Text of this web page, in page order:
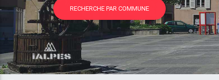
RECHERCHE PAR COMMUNE